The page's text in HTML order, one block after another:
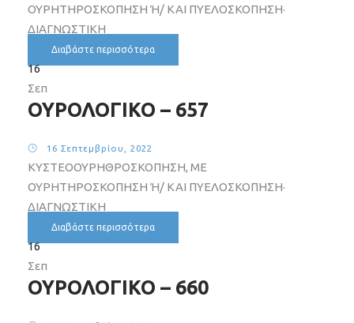
ΟΥΡΗΤΗΡΟΣΚΟΠΗΣΗ Ή/ ΚΑΙ ΠΥΕΛΟΣΚΟΠΗΣΗ·
ΔΙΑΓΝΩΣΤΙΚΗ
Διαβάστε περισσότερα
16
Σεπ
ΟΥΡΟΛΟΓΙΚΟ – 657
16 Σεπτεμβρίου, 2022
ΚΥΣΤΕΟΟΥΡΗΘΡΟΣΚΟΠΗΣΗ, ΜΕ
ΟΥΡΗΤΗΡΟΣΚΟΠΗΣΗ Ή/ ΚΑΙ ΠΥΕΛΟΣΚΟΠΗΣΗ·
ΔΙΑΓΝΩΣΤΙΚΗ
Διαβάστε περισσότερα
16
Σεπ
ΟΥΡΟΛΟΓΙΚΟ – 660